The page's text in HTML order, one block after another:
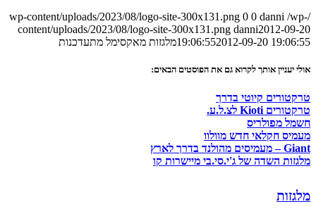
/wp-content/uploads/2023/08/logo-site-300x131.png
0 0 danni /wp-
content/uploads/2023/08/logo-site-300x131.png danni2012-09-20
19:06:552012-09-20 19:06:55 מלגזות מאקסימל מתעדכנות
אולי יעניין אותך לקרוא גם את הפוסטים הבאים:
טרקטורים קיוטי בדרך
טרקטורים Kioti לצ.ל.ע.
חשמל מפולריס
מעמיס חקלאי חדש מוולוו
Giant – מעמיסים מהולנד בדרך לארץ
מלגזות השדה של ג'י.סי.בי מיישרות קו
מלגזות